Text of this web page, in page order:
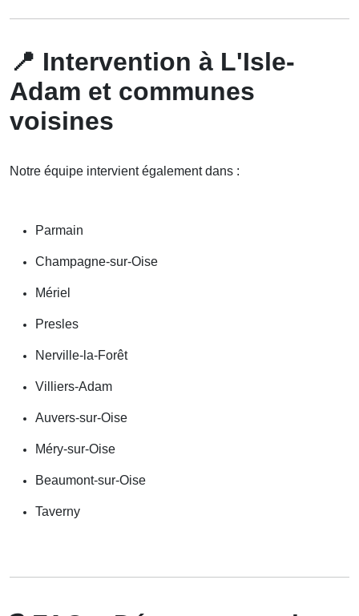
📍 Intervention à L'Isle-
Adam et communes
voisines
Notre équipe intervient également dans :
Parmain
Champagne-sur-Oise
Mériel
Presles
Nerville-la-Forêt
Villiers-Adam
Auvers-sur-Oise
Méry-sur-Oise
Beaumont-sur-Oise
Taverny